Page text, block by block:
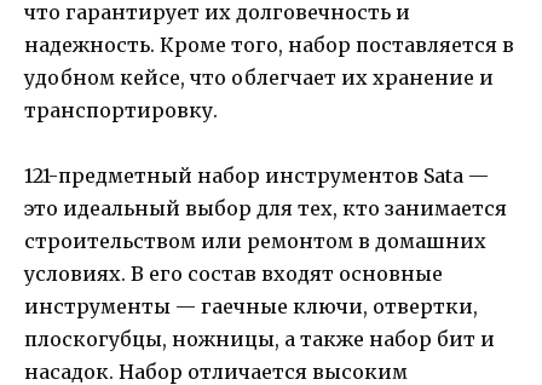
что гарантирует их долговечность и
надежность. Кроме того, набор поставляется в
удобном кейсе, что облегчает их хранение и
транспортировку.
121-предметный набор инструментов Sata —
это идеальный выбор для тех, кто занимается
строительством или ремонтом в домашних
условиях. В его состав входят основные
инструменты — гаечные ключи, отвертки,
плоскогубцы, ножницы, а также набор бит и
насадок. Набор отличается высоким